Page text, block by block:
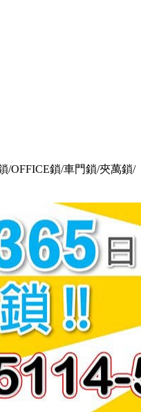
/OFFICE鎖/車門鎖/夾萬鎖/